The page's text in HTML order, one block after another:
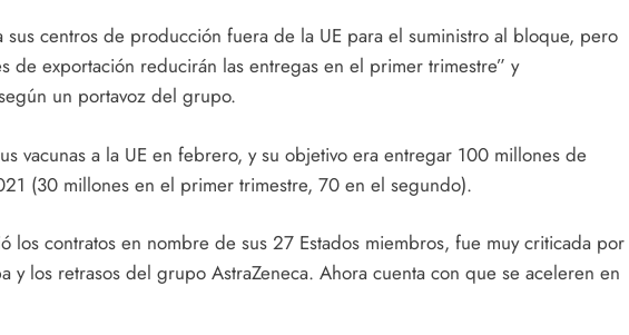
centros de producción fuera de la UE para el suministro al bloque, pero
de exportación reducirán las entregas en el primer trimestre” y
un portavoz del grupo.
vacunas a la UE en febrero, y su objetivo era entregar 100 millones de
(30 millones en el primer trimestre, 70 en el segundo).
los contratos en nombre de sus 27 Estados miembros, fue muy criticada por
y los retrasos del grupo AstraZeneca. Ahora cuenta con que se aceleren en